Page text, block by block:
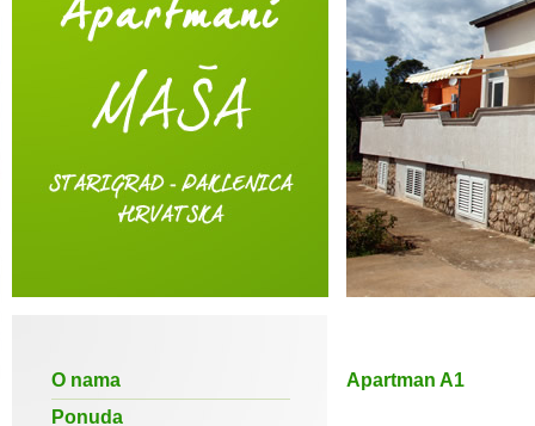
O nama
Ponuda
Apartman A1